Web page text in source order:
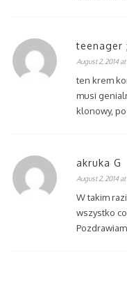
teenager
August 2, 2014
ten krem
musi
klonowy,
akruka G
August 2, 2014
W takim
wszystko
Pozdrawiam